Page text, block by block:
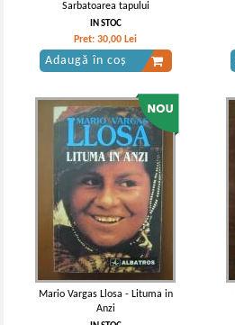
Sarbatoarea tapului
IN STOC
Pret:30,00 Lei
Adaugă în coș
Mario Vargas Llosa - Lituma in
Anzi